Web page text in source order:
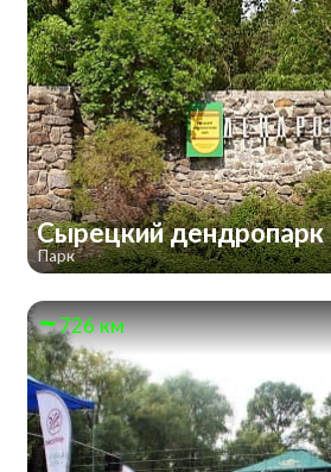
Сырецкий дендропарк
Парк
726 км